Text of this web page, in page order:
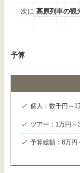
次に 高原列車の観
予算
個人：数千円～1
ツアー：1万円～
予算総額：8万円